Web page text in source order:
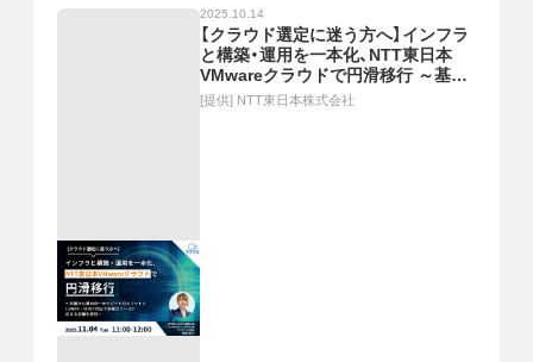
2025.10.14
【クラウド選定に迷う方へ】インフラ
と構築・運用を一本化、NTT東日本
VMwareクラウドで円滑移行 ～基盤
から運用の一元サポートのメリット
[提供] NTT東日本株式会社